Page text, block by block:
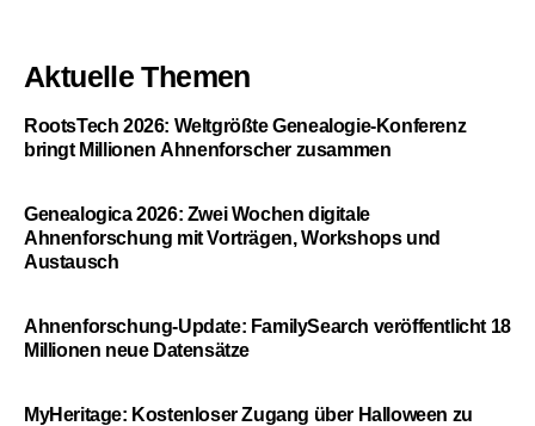
Aktuelle Themen
RootsTech 2026: Weltgrößte Genealogie-Konferenz
bringt Millionen Ahnenforscher zusammen
Genealogica 2026: Zwei Wochen digitale
Ahnenforschung mit Vorträgen, Workshops und
Austausch
Ahnenforschung-Update: FamilySearch veröffentlicht 18
Millionen neue Datensätze
MyHeritage: Kostenloser Zugang über Halloween zu